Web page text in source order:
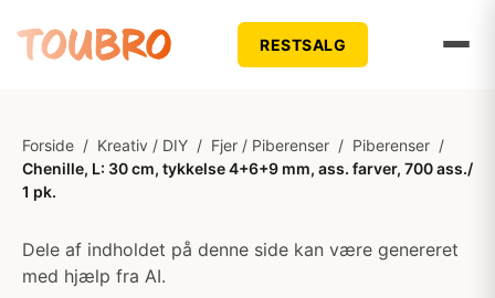
RESTSALG
Forside / Kreativ / DIY / Fjer / Piberenser / Piberenser /
Chenille, L: 30 cm, tykkelse 4+6+9 mm, ass. farver, 700 ass./
1 pk.
Dele af indholdet på denne side kan være genereret
med hjælp fra AI.